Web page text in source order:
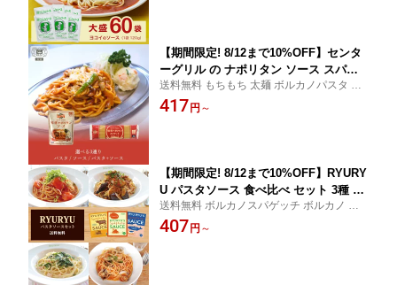
【期間限定! 8/12まで10%OFF】センタ
ーグリル の ナポリタン ソース スパゲ
ッチ 2.2mm 450g 家庭用 パスタ / 国産
もちもち 太麺 ボルカノ 2.2 太麺パスタ
送料無料 もちもち 太麺 ボルカノパスタ 乾
麺 スパゲッティ スパゲッティソース 2.2m
m ナポリタンソース パスタ麺 太麺スパゲッ
417 円 ～
【期間限定! 8/12まで10%OFF】RYURY
U パスタソース 食べ比べ セット 3種 12
食 / 国産 サーモン サーモンクリーム ク
リームソース ミート ミートソース トマ
送料無料 ボルカノスパゲッチ ボルカノ ボ
ルカノパスタ
407 円 ～